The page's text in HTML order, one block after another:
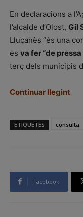
En declaracions a
l’alcalde d’Olost, Gil
Lluçanès “és una
es va fer “de
terç dels municipis
Continuar llegint
ETIQUETES consulta
Facebook